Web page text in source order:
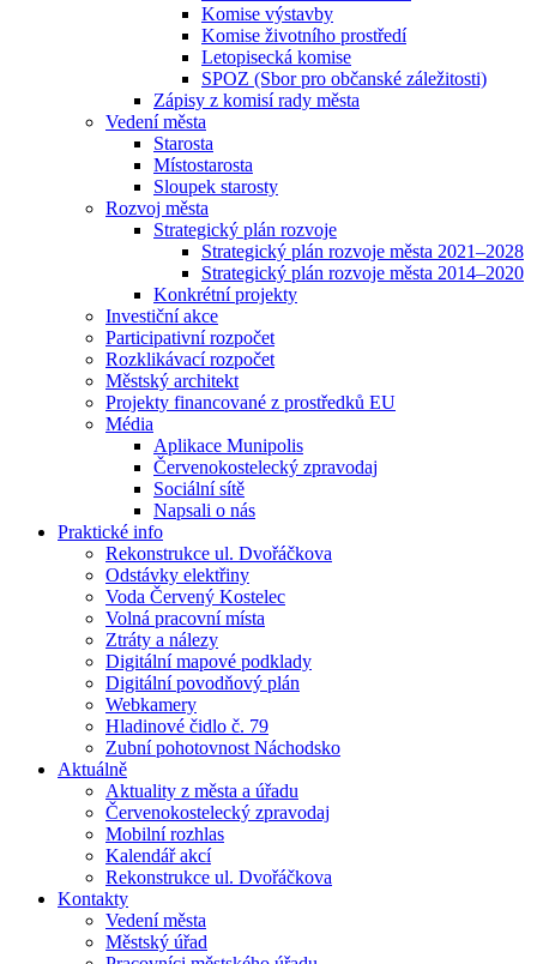
Komise výstavby
Komise životního prostředí
Letopisecká komise
SPOZ (Sbor pro občanské záležitosti)
Zápisy z komisí rady města
Vedení města
Starosta
Místostarosta
Sloupek starosty
Rozvoj města
Strategický plán rozvoje
Strategický plán rozvoje města 2021–2028
Strategický plán rozvoje města 2014–2020
Konkrétní projekty
Investiční akce
Participativní rozpočet
Rozklikávací rozpočet
Městský architekt
Projekty financované z prostředků EU
Média
Aplikace Munipolis
Červenokostelecký zpravodaj
Sociální sítě
Napsali o nás
Praktické info
Rekonstrukce ul. Dvořáčkova
Odstávky elektřiny
Voda Červený Kostelec
Volná pracovní místa
Ztráty a nálezy
Digitální mapové podklady
Digitální povodňový plán
Webkamery
Hladinové čidlo č. 79
Zubní pohotovnost Náchodsko
Aktuálně
Aktuality z města a úřadu
Červenokostelecký zpravodaj
Mobilní rozhlas
Kalendář akcí
Rekonstrukce ul. Dvořáčkova
Kontakty
Vedení města
Městský úřad